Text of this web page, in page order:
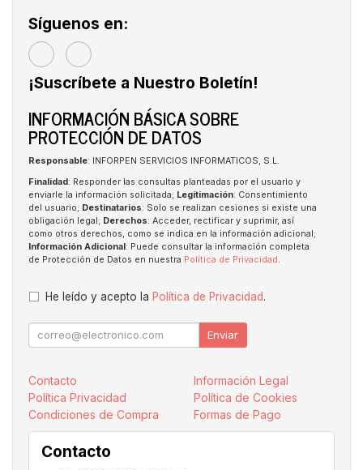
Síguenos en:
¡Suscríbete a Nuestro Boletín!
INFORMACIÓN BÁSICA SOBRE
PROTECCIÓN DE DATOS
Responsable: INFORPEN SERVICIOS INFORMATICOS, S.L.
Finalidad : Responder las consultas planteadas por el usuario y
enviarle la información solicitada; Legitimación: Consentimiento
del usuario; Destinatarios: Solo se realizan cesiones si existe una
obligación legal; Derechos: Acceder, rectificar y suprimir, así
como otros derechos, como se indica en la información adicional;
Información Adicional : Puede consultar la información completa
de Protección de Datos en nuestra Política de Privacidad .
He leído y acepto la Política de Privacidad.
Enviar
Contacto
Información Legal
Política Privacidad
Política de Cookies
Condiciones de Compra
Formas de Pago
Contacto